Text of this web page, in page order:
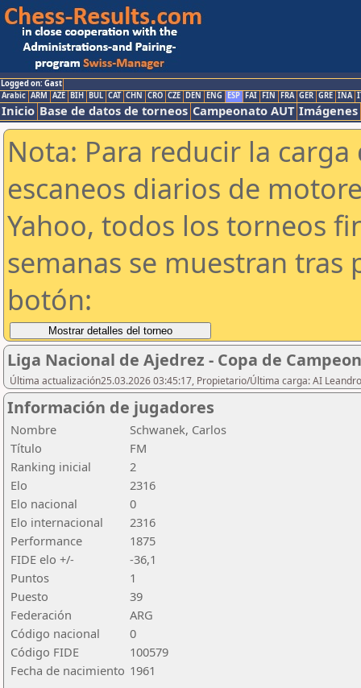
Logged on: Gast
Arabic ARM AZE BIH BUL CAT CHN CRO CZE DEN ENG ESP FAI FIN FRA GER GRE INA
Inicio Base de datos de torneos Campeonato AUT Imágenes
Nota: Para reducir la
escaneos diarios de
Yahoo, todos los torneos
semanas se muestran tras
botón:
Liga Nacional de Ajedrez - Copa de
Última actualización25.03.2026 03:45:17, Propietario/Última carga: AI
Información de jugadores
Nombre
Schwanek, Carlos
Título
FM
Ranking inicial
2
Elo
2316
Elo nacional
0
Elo internacional
2316
Performance
1875
FIDE elo +/-
-36,1
Puntos
1
Puesto
39
Federación
ARG
Código nacional
0
Código FIDE
100579
Fecha de nacimiento 1961